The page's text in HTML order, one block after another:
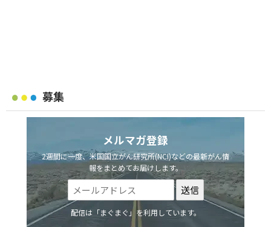
募集
メルマガ登録
2週間に一度、米国国立がん研究所(NCI)などの最新がん情
報をまとめてお届けします。
配信は「まぐまぐ」を利用しています。